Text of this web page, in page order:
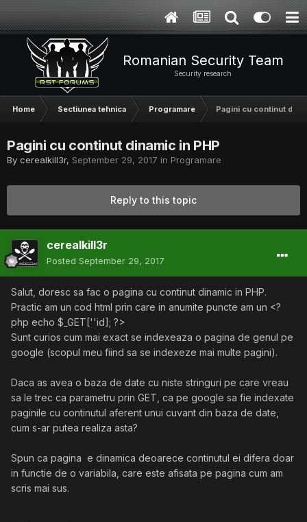
Romanian Security Team
Security research
Home Sectiunea tehnica Programare Pagini cu continut
Pagini cu continut dinamic in PHP
By cerealkill3r, September 29, 2017 in Programare
Reply to this topic
cerealkill3r
Posted September 29, 2017
Salut, doresc sa fac o pagina cu continut dinamic in PHP.
Practic am un cod html prin care in anumite puncte am un <?
php echo $_GET[''id]; ?>
Sunt curios cum mai exact se indexeaza o pagina de genul pe
google (scopul meu fiind sa se indexeze mai multe pagini).
Daca as avea o baza de date cu niste stringuri pe care vreau
sa le trec ca parametru prin GET, ca pe google sa fie indexate
paginile cu continutul aferent unui cuvant din baza de date,
cum s-ar putea realiza asta?
Spun ca pagina e dinamica deoarece continutul ei difera doar
in functie de o variabila, care este afisata pe pagina cum am
scris mai sus.